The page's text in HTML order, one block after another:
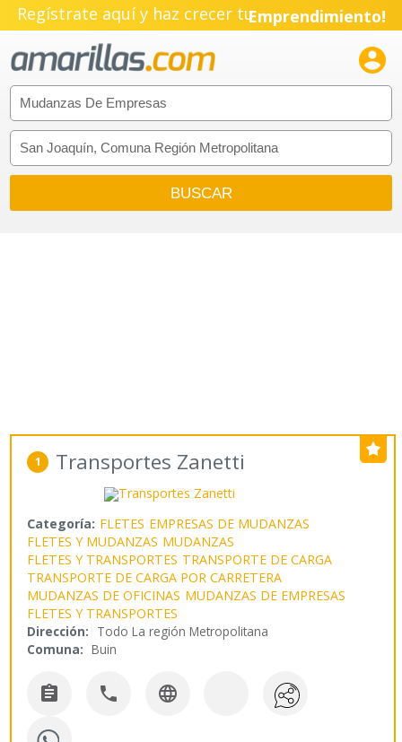
Regístrate aquí y haz crecer tuEmprendimiento!

1 Transportes Zanetti
Categoría: FLETES EMPRESAS DE MUDANZAS
FLETES Y MUDANZAS MUDANZAS
FLETES Y TRANSPORTES TRANSPORTE DE CARGA
TRANSPORTE DE CARGA POR CARRETERA
MUDANZAS DE OFICINAS MUDANZAS DE EMPRESAS
FLETES Y TRANSPORTES
Dirección: Todo La región Metropolitana
Comuna: Buin
  